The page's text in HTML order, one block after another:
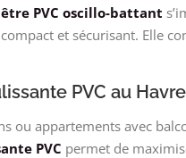
PVC oscillo-battant
et sécurisant. Elle
PVC au Havre
ou appartements avec
PVC permet de